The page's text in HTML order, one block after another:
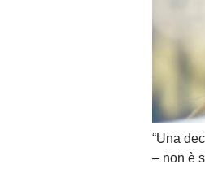
“Una
– non è